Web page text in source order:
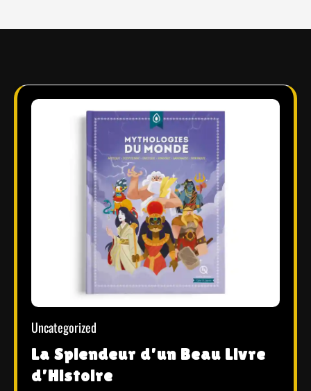
Uncategorized
La Splendeur d’un Beau Livre
d’Histoire